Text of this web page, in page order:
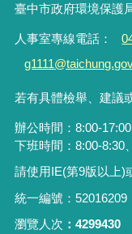
臺中市政府環境保護
人事室專線電話：
若有具體檢舉、建議
辦公時間：8:00-
下班時間：8:00-8:30
請使用IE(第9版以上)
統一編號：52016209
瀏覽人次
4299430